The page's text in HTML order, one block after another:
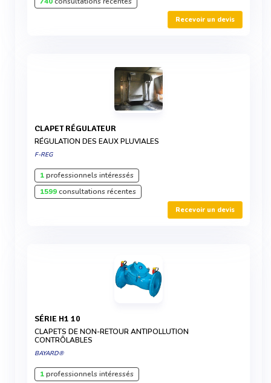
Recevoir un devis
CLAPET RÉGULATEUR
RÉGULATION DES EAUX PLUVIALES
F-REG
1professionnels intéressés
1599consultations récentes
Recevoir un devis
SÉRIE H1 10
CLAPETS DE NON-RETOUR ANTIPOLLUTION
CONTRÔLABLES
BAYARD®
1professionnels intéressés